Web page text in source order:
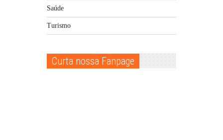
Saúde
Turismo
Curta nossa Fanpage